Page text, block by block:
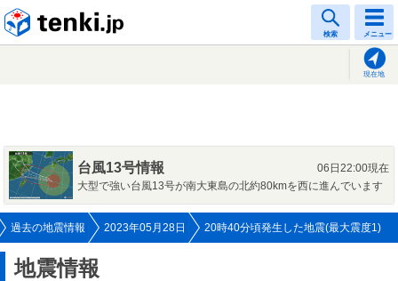
検索 メニュー
現在地
台風13号情報
06日22:00現在
大型で強い台風13号が南大東島の北約80kmを西に進んでいます
過去の地震情報 2023年05月28日 20時40分頃発生した地震(最大震度1)
地震情報